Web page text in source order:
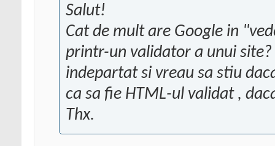
Salut!
Cat de mult are Google in
printr-un validator a unui
indepartat si vreau sa stiu
ca sa fie HTML-ul validat ,
Thx.